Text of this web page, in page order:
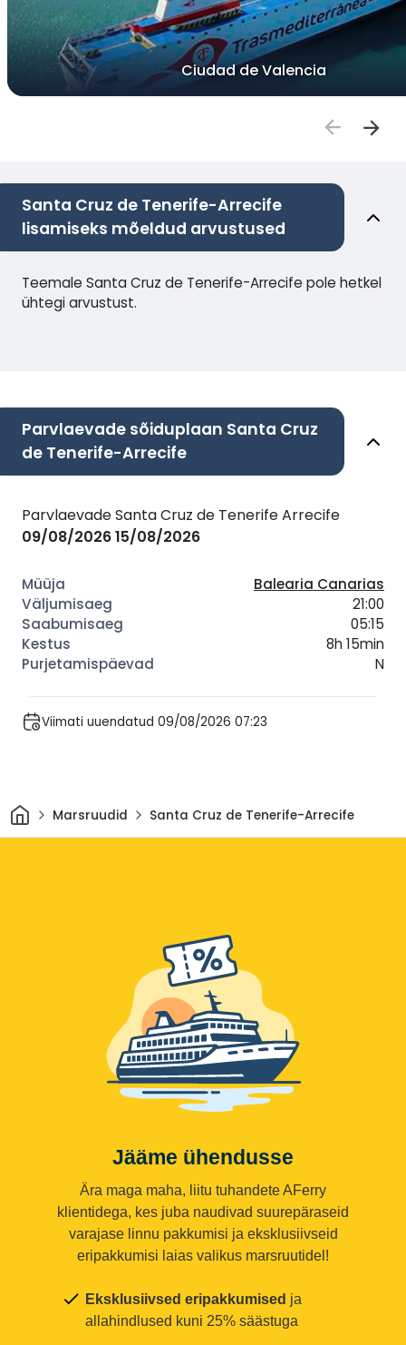
Ciudad de Valencia
Santa Cruz de Tenerife-Arrecife
lisamiseks mõeldud arvustused
Teemale Santa Cruz de Tenerife-Arrecife pole hetkel
ühtegi arvustust.
Parvlaevade sõiduplaan Santa Cruz
de Tenerife-Arrecife
Parvlaevade Santa Cruz de Tenerife Arrecife
09/08/202615/08/2026
Balearia Canarias
21:00
05:15
8h 15min
N
Viimati uuendatud 09/08/2026 07:23
Avaleht
Marsruudid Santa Cruz de Tenerife-Arrecife
Jääme ühendusse
Ära maga maha, liitu tuhandete AFerry
klientidega, kes juba naudivad suurepäraseid
varajase linnu pakkumisi ja eksklusiivseid
eripakkumisi laias valikus marsruutidel!
Eksklusiivsed eripakkumised ja
allahindlused kuni 25% säästuga